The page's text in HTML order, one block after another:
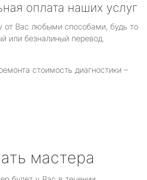
оплата наших услуг
от Вас любыми способами, будь то
или безналиный перевод.
стоимость диагностики –
мастера